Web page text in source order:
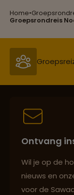
Home•
Groepsrondreis
Reizen
Ontvang
Wil je op de
nieuws en
voor de